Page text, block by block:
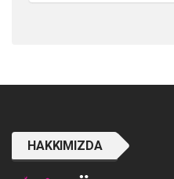
HAKKIMIZDA